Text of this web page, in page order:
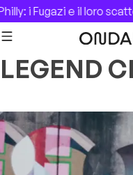
Skip to content
e il loro scatto più
LEGEND